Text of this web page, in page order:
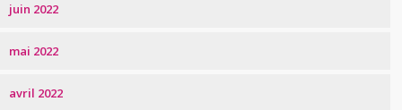
juin 2022
mai 2022
avril 2022